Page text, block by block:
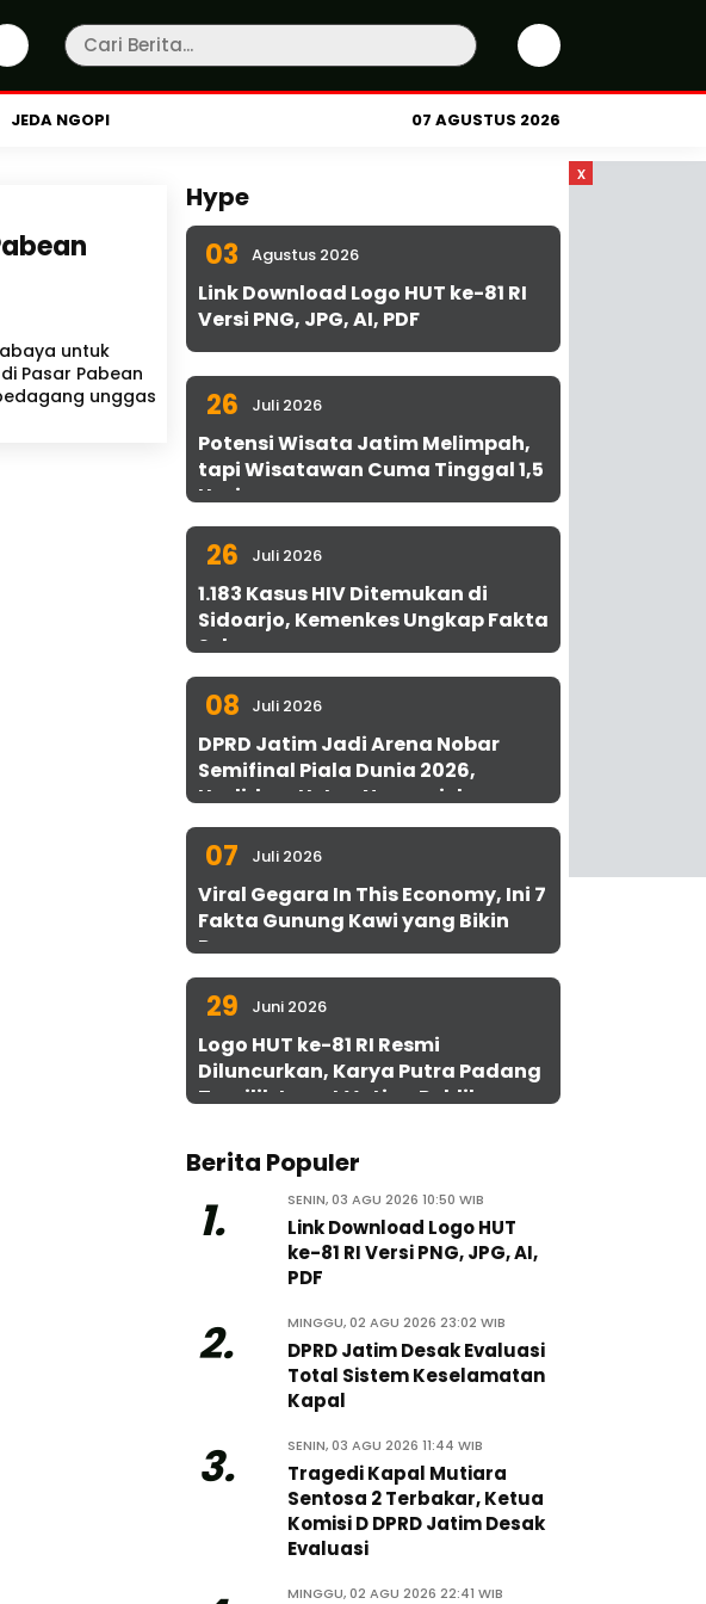
JEDA NGOPI 07 AGUSTUS 2026
x
untuk
Pasar Pabean
unggas
Hype
03 Agustus 2026
Link Download Logo HUT ke-81 RI
Versi PNG, JPG, AI, PDF
26 Juli 2026
Potensi Wisata Jatim Melimpah,
tapi Wisatawan Cuma Tinggal 1,5
Hari
26 Juli 2026
1.183 Kasus HIV Ditemukan di
Sidoarjo, Kemenkes Ungkap Fakta
Sebenarnya
08 Juli 2026
DPRD Jatim Jadi Arena Nobar
Semifinal Piala Dunia 2026,
Hadirkan Uston Nawawi dan
UMKM Gratis untuk 1.000 Warga
07 Juli 2026
Viral Gegara In This Economy, Ini 7
Fakta Gunung Kawi yang Bikin
Penasaran
29 Juni 2026
Logo HUT ke-81 RI Resmi
Diluncurkan, Karya Putra Padang
Terpilih Lewat Voting Publik
Berita Populer
1. SENIN, 03 AGU 2026 10:50 WIB
Link Download Logo HUT
ke-81 RI Versi PNG, JPG, AI,
PDF
2. MINGGU, 02 AGU 2026 23:02 WIB
DPRD Jatim Desak Evaluasi
Total Sistem Keselamatan
Kapal
3. SENIN, 03 AGU 2026 11:44 WIB
Tragedi Kapal Mutiara
Sentosa 2 Terbakar, Ketua
Komisi D DPRD Jatim Desak
Evaluasi
MINGGU, 02 AGU 2026 22:41 WIB